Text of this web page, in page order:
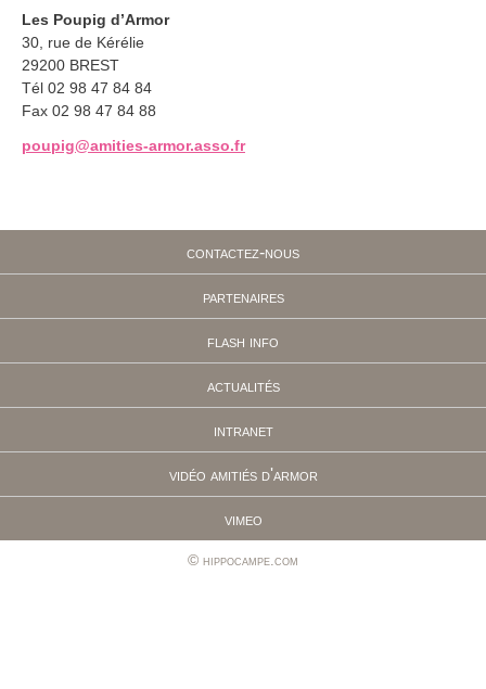
Les Poupig d’Armor
30, rue de Kérélie
29200 BREST
Tél 02 98 47 84 84
Fax 02 98 47 84 88
poupig@amities-armor.asso.fr
contactez-nous
partenaires
flash info
actualités
intranet
vidéo amitiés d'armor
vimeo
hippocampe.com